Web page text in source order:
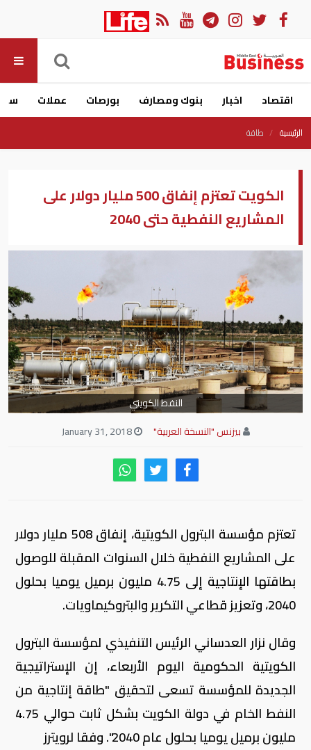
اقتصاد اخبار بنوك ومصارف بورصات عملات
الرئيسية طاقة
الكويت تعتزم إنفاق 500 مليار دولار على
المشاريع النفطية حتى 2040
النفط الكويتي
بيزنس "النسخة العربية"
January 31, 2018
تعتزم مؤسسة البترول الكويتية، إنفاق 508 مليار دولار
على المشاريع النفطية خلال السنوات المقبلة للوصول
بطاقتها الإنتاجية إلى 4.75 مليون برميل يوميا بحلول
2040، وتعزيز قطاعي التكرير والبتروكيماويات
.
وقال نزار العدساني الرئيس التنفيذي لمؤسسة البترول
الكويتية الحكومية اليوم الأربعاء، إن الإستراتيجية
الجديدة للمؤسسة تسعى لتحقيق "طاقة إنتاجية من
النفط الخام في دولة الكويت بشكل ثابت حوالي 4.75
مليون برميل يوميا بحلول عام 2040". وفقا لرويترز